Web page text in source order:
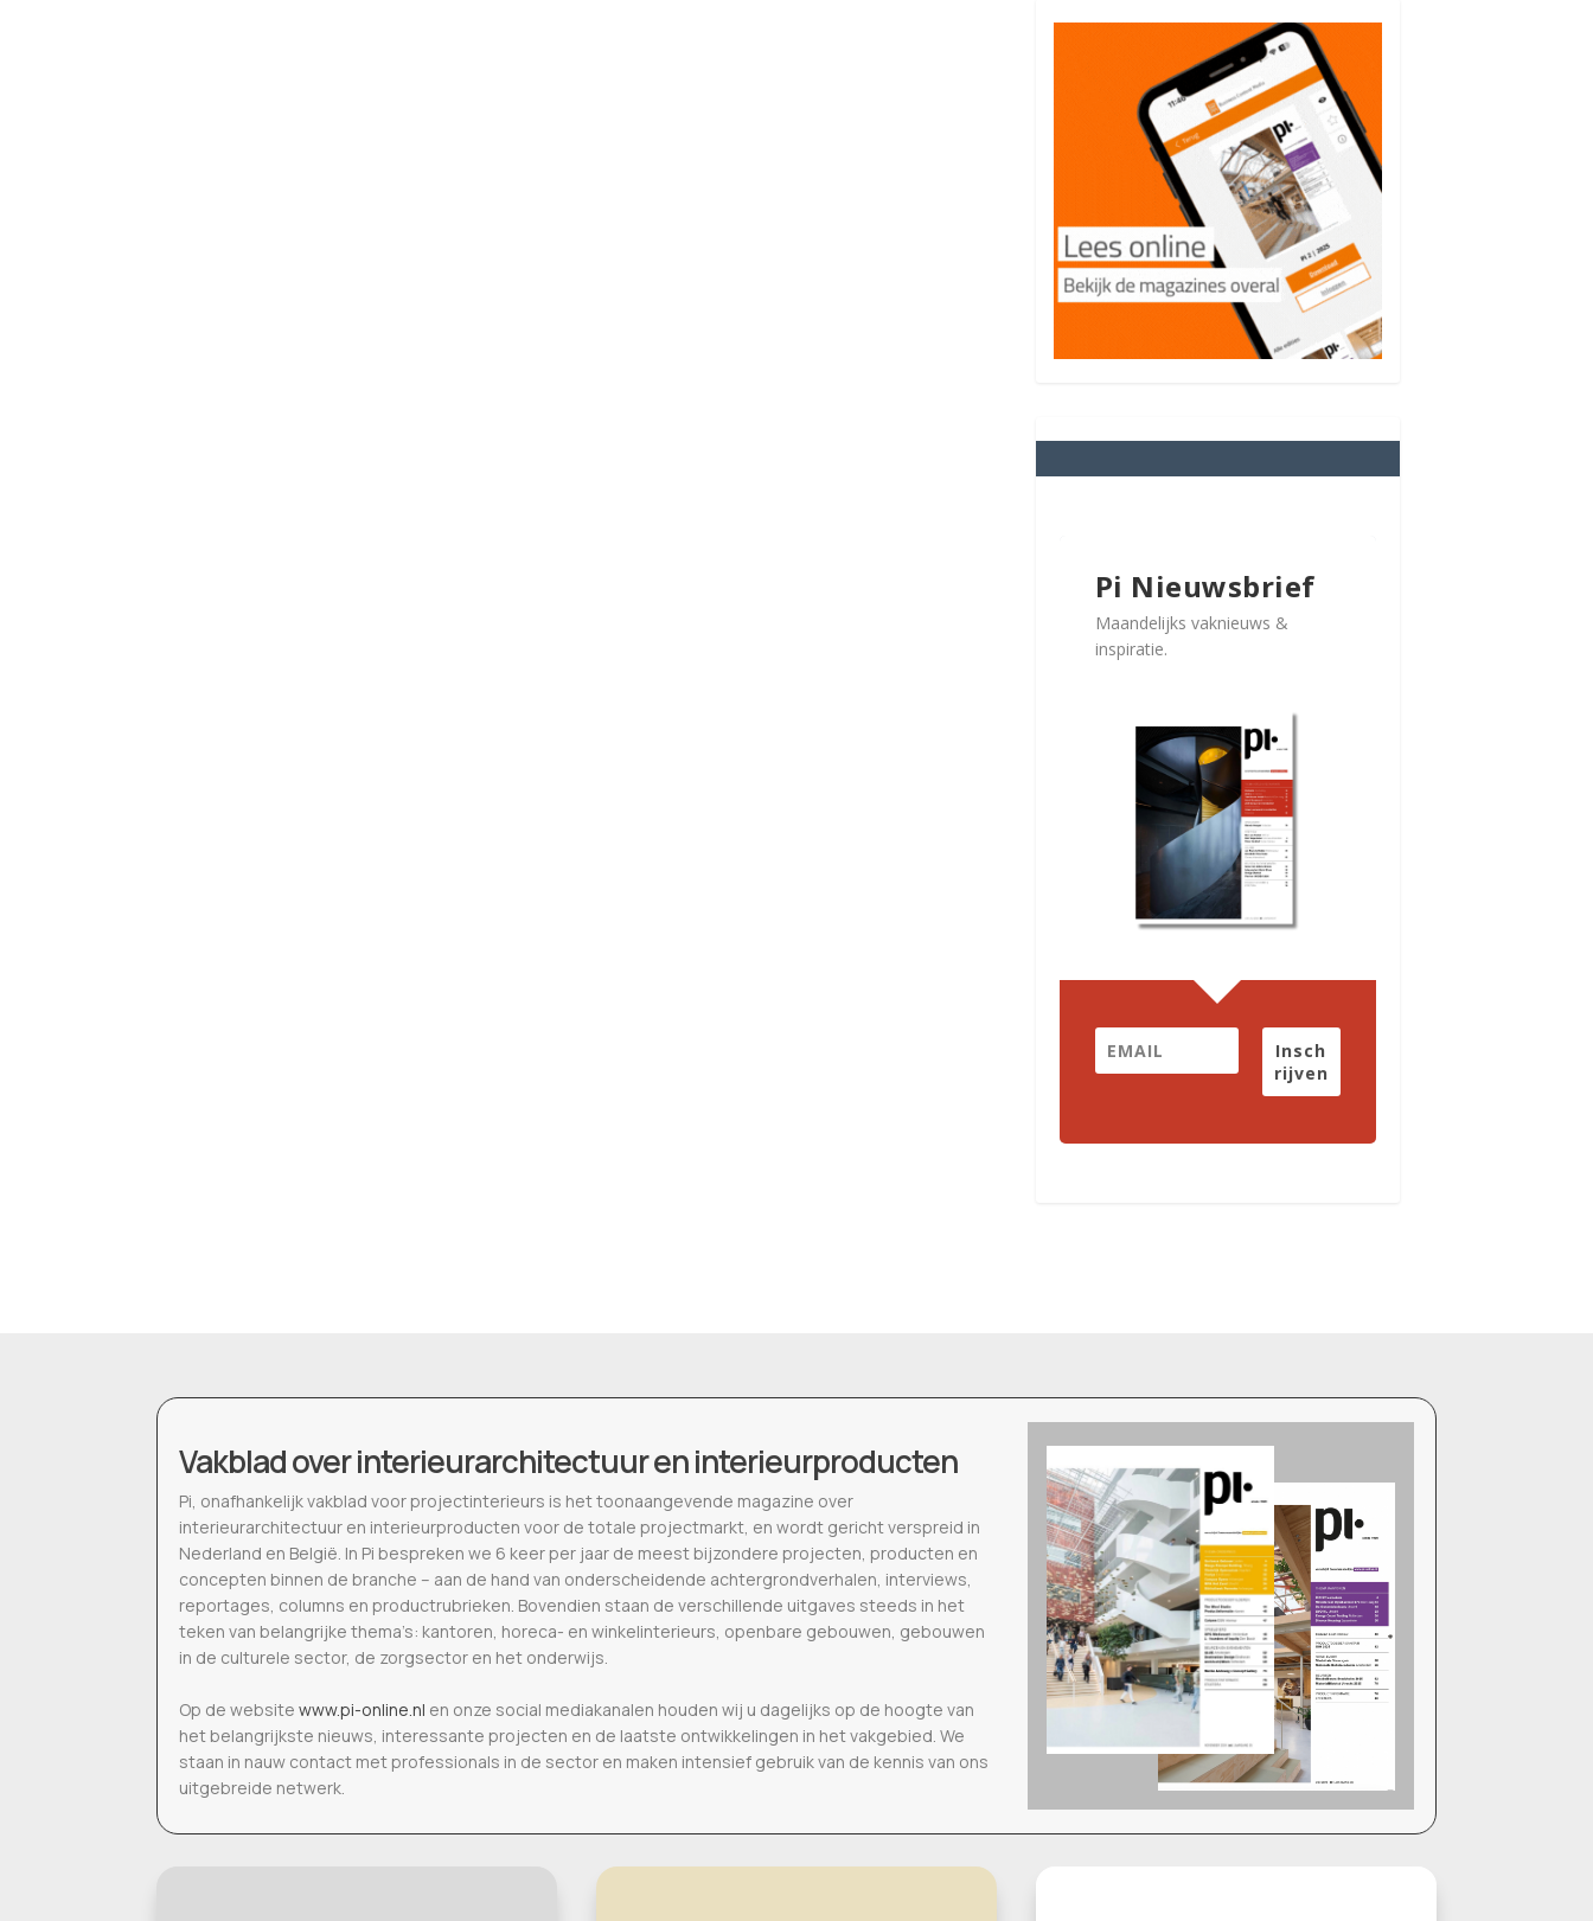
Pi Nieuwsbrief
Maandelijks vaknieuws &
inspiratie.
Insch
rijven
Vakblad over interieurarchitectuur en interieurproducten
Pi, onafhankelijk vakblad voor projectinterieurs is het toonaangevende magazine over
interieurarchitectuur en interieurproducten voor de totale projectmarkt, en wordt gericht verspreid in
Nederland en België. In Pi bespreken we 6 keer per jaar de meest bijzondere projecten, producten en
concepten binnen de branche – aan de hand van onderscheidende achtergrondverhalen, interviews,
reportages, columns en productrubrieken. Bovendien staan de verschillende uitgaves steeds in het
teken van belangrijke thema’s: kantoren, horeca- en winkelinterieurs, openbare gebouwen, gebouwen
in de culturele sector, de zorgsector en het onderwijs.
Op de website www.pi-online.nl en onze social mediakanalen houden wij u dagelijks op de hoogte van
het belangrijkste nieuws, interessante projecten en de laatste ontwikkelingen in het vakgebied. We
staan in nauw contact met professionals in de sector en maken intensief gebruik van de kennis van ons
uitgebreide netwerk.